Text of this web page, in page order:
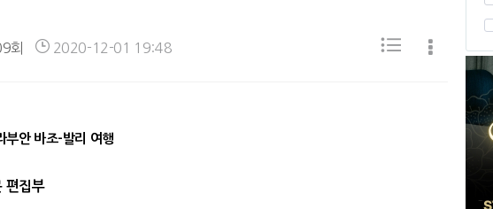
회 2020-12-01 19:48
부안 바조-발리 여행
편집부